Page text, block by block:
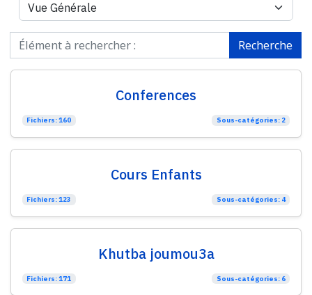
Recherche
Conferences
Fichiers: 160 Sous-catégories: 2
Cours Enfants
Fichiers: 123 Sous-catégories: 4
Khutba joumou3a
Fichiers: 171 Sous-catégories: 6